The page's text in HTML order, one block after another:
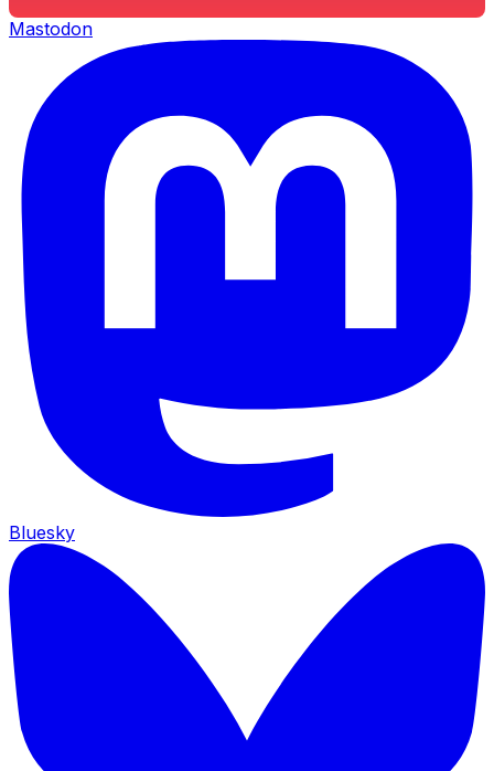
Mastodon
Bluesky